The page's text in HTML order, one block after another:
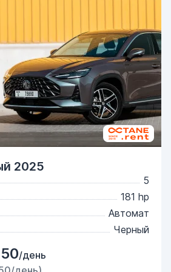
2025
5
181 hp
Автомат
Черный
/день